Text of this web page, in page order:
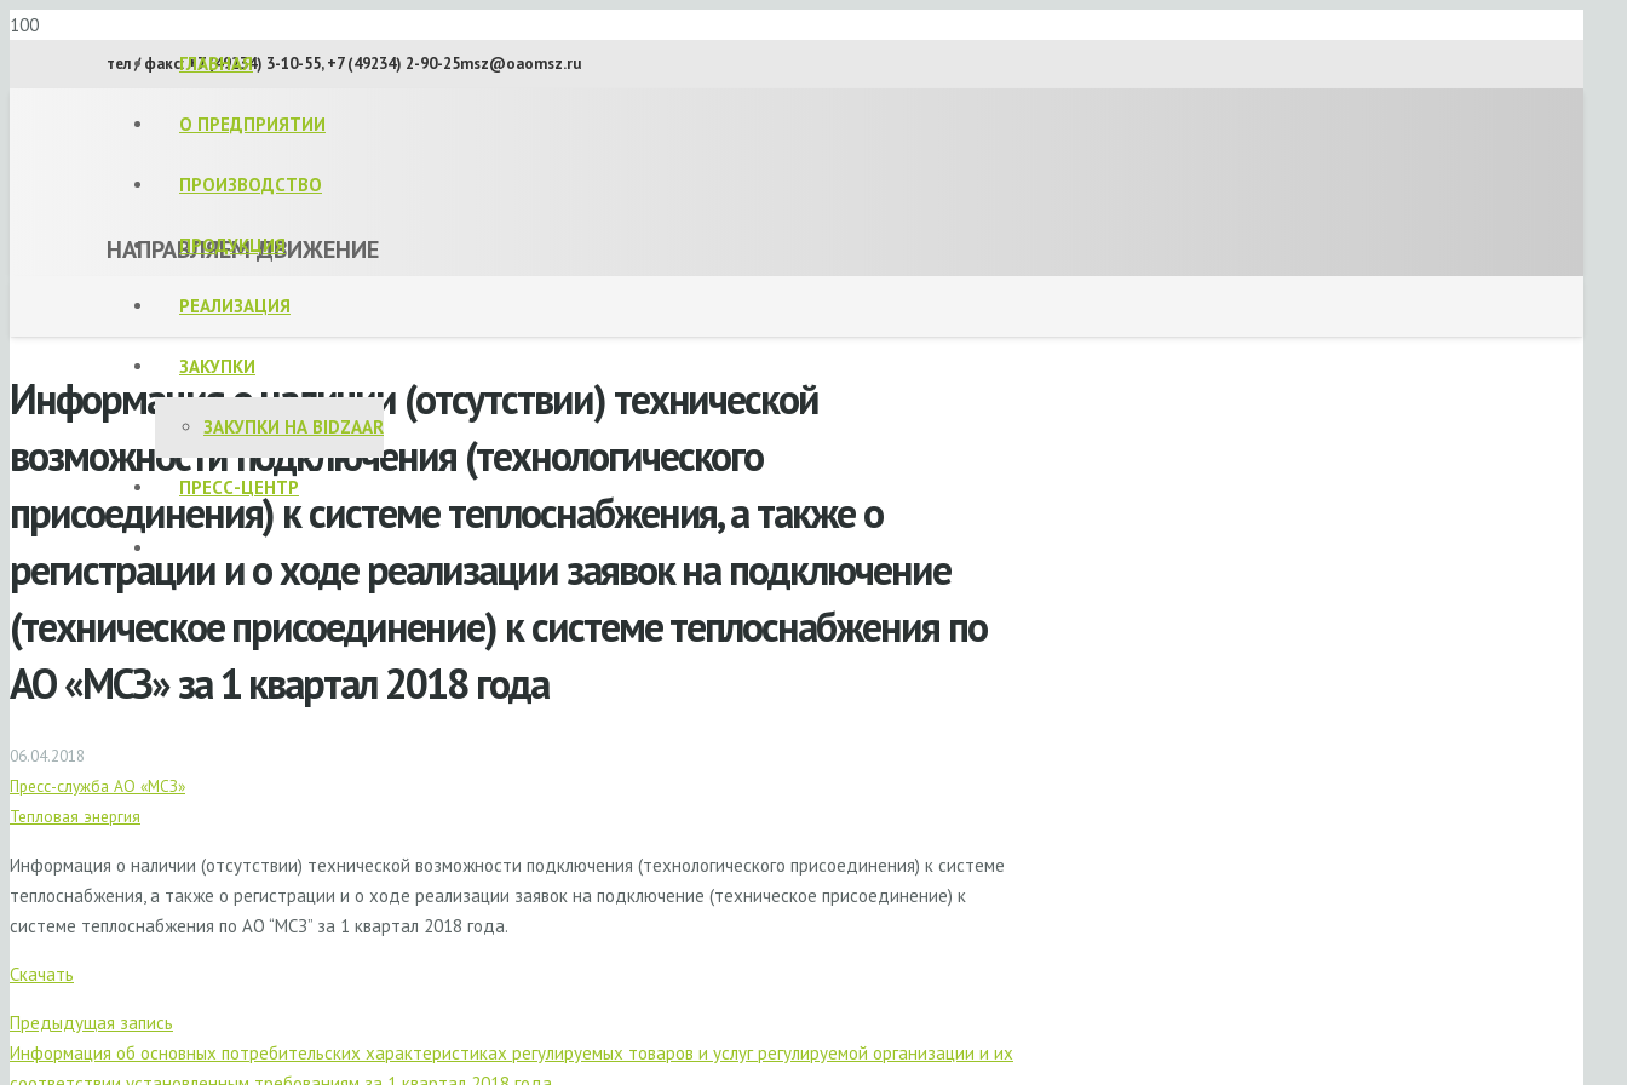
тел / факс: +7 (49234) 3-10-55, +7 (49234) 2-90-25msz@oaomsz.ru
НАПРАВЛЯЕМ ДВИЖЕНИЕ
ГЛАВНАЯ
О ПРЕДПРИЯТИИ
ПРОИЗВОДСТВО
ПРОДУКЦИЯ
РЕАЛИЗАЦИЯ
ЗАКУПКИ
ЗАКУПКИ НА BIDZAAR
ПРЕСС-ЦЕНТР
Информация о наличии (отсутствии) технической
возможности подключения (технологического
присоединения) к системе теплоснабжения, а также о
регистрации и о ходе реализации заявок на подключение
(техническое присоединение) к системе теплоснабжения по
АО «МСЗ» за 1 квартал 2018 года
06.04.2018
Пресс-служба АО «МСЗ»
Тепловая энергия
Информация о наличии (отсутствии) технической возможности подключения (технологического присоединения) к системе
теплоснабжения, а также о регистрации и о ходе реализации заявок на подключение (техническое присоединение) к
системе теплоснабжения по АО “МСЗ” за 1 квартал 2018 года.
Скачать
Предыдущая запись
Информация об основных потребительских характеристиках регулируемых товаров и услуг регулируемой организации и их